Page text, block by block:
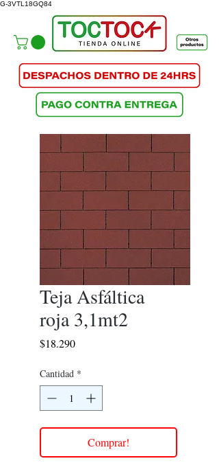
G-3VTL18GQ84
Teja Asfáltica
roja 3,1mt2
$18.290Precio
Cantidad *
Comprar!